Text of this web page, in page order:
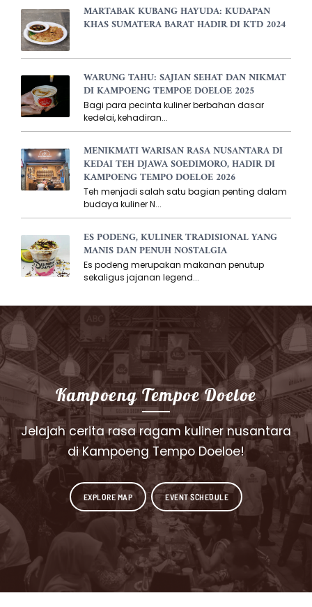
MARTABAK KUBANG HAYUDA: KUDAPAN
KHAS SUMATERA BARAT HADIR DI KTD 2024
WARUNG TAHU: SAJIAN SEHAT DAN NIKMAT
DI KAMPOENG TEMPOE DOELOE 2025
Bagi para pecinta kuliner berbahan dasar
kedelai, kehadiran...
MENIKMATI WARISAN RASA NUSANTARA DI
KEDAI TEH DJAWA SOEDIMORO, HADIR DI
KAMPOENG TEMPO DOELOE 2026
Teh menjadi salah satu bagian penting dalam
budaya kuliner N...
ES PODENG, KULINER TRADISIONAL YANG
MANIS DAN PENUH NOSTALGIA
Es podeng merupakan makanan penutup
sekaligus jajanan legend...
Kampoeng Tempoe Doeloe
Jelajah cerita rasa ragam kuliner nusantara
di Kampoeng Tempo Doeloe!
EXPLORE MAP EVENT SCHEDULE